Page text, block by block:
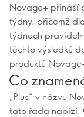
Novage+ přináší
týdny, přičemž
týdnech
těchto výsledků
produktů
Co
„Plus“ v názvu
tato řada nabízí.